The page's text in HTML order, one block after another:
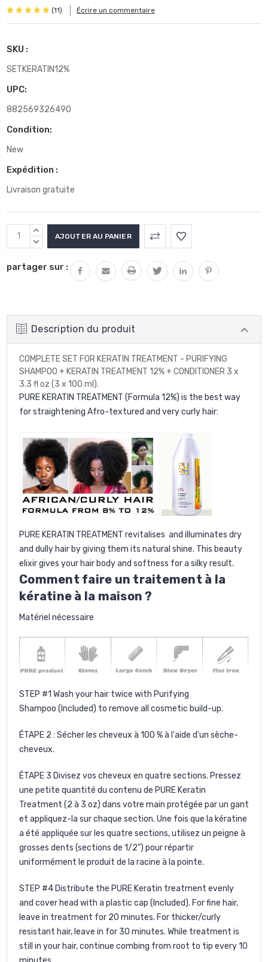
(11) Écrire un commentaire
SKU :
SETKERATIN12%
UPC:
882569326490
Condition:
New
Expédition :
Livraison gratuite
Stock
actuel
AUGMENTER
LA
:
DIMINUER
QUANTITÉ
partager sur :
Description du produit
COMPLETE SET FOR KERATIN TREATMENT - PURIFYING
SHAMPOO + KERATIN TREATMENT 12% + CONDITIONER 3 x
3.3 fl oz (3 x 100 ml).
PURE KERATIN TREATMENT (Formula 12%) is the best way
for straightening Afro-textured and very curly hair:
PURE KERATIN TREATMENT revitalises and illuminates dry
and dully hair by giving them its natural shine. This beauty
elixir gives your hair body and softness for a silky result.
Comment faire un traitement à la
kératine à la maison ?
Matériel nécessaire
STEP #1 Wash your hair twice with Purifying
Shampoo (Included) to remove all cosmetic build-up.
ÉTAPE 2 : Sécher les cheveux à 100 % à l'aide d'un sèche-
cheveux.
ÉTAPE 3 Divisez vos cheveux en quatre sections. Pressez
une petite quantité du contenu de PURE Keratin
Treatment (2 à 3 oz) dans votre main protégée par un gant
et appliquez-la sur chaque section. Une fois que la kératine
a été appliquée sur les quatre sections, utilisez un peigne à
grosses dents (sections de 1/2") pour répartir
uniformément le produit de la racine à la pointe.
STEP #4 Distribute the PURE Keratin treatment evenly
and cover head with a plastic cap (Included). For fine hair,
leave in treatment for 20 minutes. For thicker/curly
resistant hair, leave in for 30 minutes. While treatment is
still in your hair, continue combing from root to tip every 10